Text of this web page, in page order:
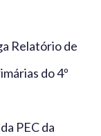
Relatório de
do 4º
PEC da